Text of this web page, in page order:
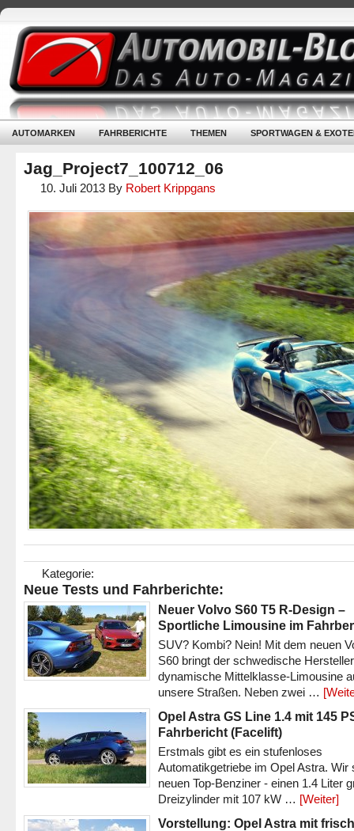
AUTOMARKEN FAHRBERICHTE THEMEN SPORTWAGEN &
Jag_Project7_100712_06
10. Juli 2013 By Robert Krippgans
Kategorie:
Neue Tests und Fahrberichte:
Neuer Volvo S60 T5 R-Design –
Sportliche Limousine im
SUV? Kombi? Nein! Mit dem neuen
S60 bringt der schwedische
dynamische Mittelklasse-Limousine
unsere Straßen. Neben zwei …
Opel Astra GS Line 1.4 mit 145
Fahrbericht (Facelift)
Erstmals gibt es ein stufenloses
Automatikgetriebe im Opel Astra. Wir
neuen Top-Benziner - einen 1.4 Liter
Dreizylinder mit 107 kW … [Weiter]
Vorstellung: Opel Astra mit